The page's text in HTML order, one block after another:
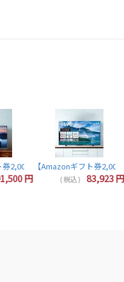
40インチ 液晶テレビ 40型 40V型 フルハイビジョン YouTube/Bluetooth対応 40V35N REGZA TOSHIBA
対応 32V35N TOSHIBA REGZA
レビ 55V型 4Kチューナー内蔵
グザ 50インチ 液晶テレビ 50V
券2,000円分プレゼント】レグザ
円
【Amazonギフト券
( 税込 ) 83,923円